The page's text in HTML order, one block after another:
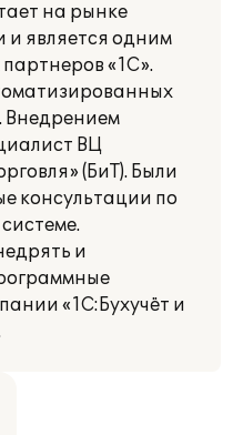
на рынке
и является одним
«1С».
Внедрением
ВЦ
(БиТ). Были
консультации по
и
«1С:Бухучёт и